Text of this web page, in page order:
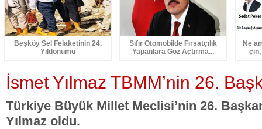
Beşköy Sel Felaketinin 24.
Yıldönümü
Sıfır Otomobilde Fırsatçılık
Yapanlara Göz Açtırma...
Ne
İsmet Yılmaz TBMM’nin 26.
Türkiye Büyük Millet Meclisi’nin 26.
Yılmaz oldu.